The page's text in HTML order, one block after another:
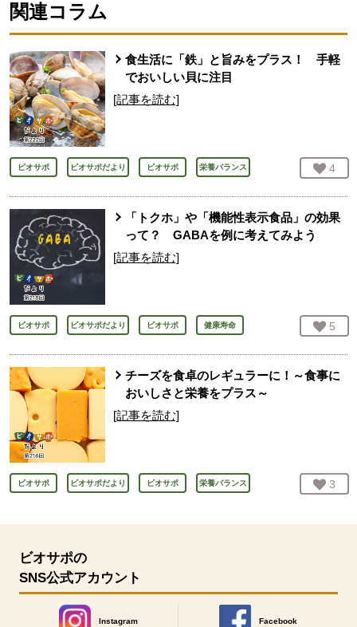
関連コラム
食生活に「鉄」と旨みをプラス！ 手軽
でおいしい貝に注目
[記事を読む]
ビオサポ ビオサポだより ビオサポ 栄養バランス お気
4
「トクホ」や「機能性表示食品」の効果
って？ GABAを例に考えてみよう
[記事を読む]
ビオサポ ビオサポだより ビオサポ 健康寿命 お気
5
チーズを食卓のレギュラーに！～食事に
おいしさと栄養をプラス～
[記事を読む]
ビオサポ ビオサポだより ビオサポ 栄養バランス お気
3
ビオサポの
SNS公式アカウント
Instagram Facebook